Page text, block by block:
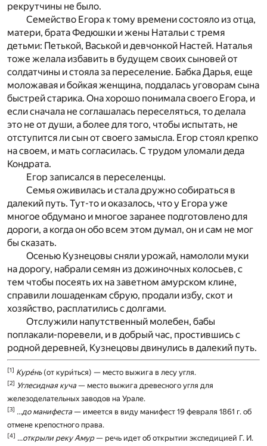
рекрутчины не было.
Семейство Егора к тому времени состояло из отца,
матери, брата Федюшки и жены Натальи с тремя
детьми: Петькой, Васькой и девчонкой Настей. Наталья
тоже желала избавить в будущем своих сыновей от
солдатчины и стояла за переселение. Бабка Дарья, еще
моложавая и бойкая женщина, поддалась уговорам сына
быстрей старика. Она хорошо понимала своего Егора, и
если сначала не соглашалась переселяться, то делала
это не от души, а более для того, чтобы испытать, не
отступится ли сын от своего замысла. Егор стоял крепко
на своем, и мать согласилась. С трудом уломали деда
Кондрата.
Егор записался в переселенцы.
Семья оживилась и стала дружно собираться в
далекий путь. Тут-то и оказалось, что у Егора уже
многое обдумано и многое заранее подготовлено для
дороги, а когда он обо всем этом думал, он и сам не мог
бы сказать.
Осенью Кузнецовы сняли урожай, намололи муки
на дорогу, набрали семян из дожиночных колосьев, с
тем чтобы посеять их на заветном амурском клине,
справили лошаденкам сбрую, продали избу, скот и
хозяйство, расплатились с долгами.
Отслужили напутственный молебен, бабы
поплакали-поревели, и в добрый час, простившись с
родной деревней, Кузнецовы двинулись в далекий путь.
[1] Курéнь(от кури́ться) — место выжига в лесу угля.
[2] Углесидная куча — место выжига древесного угля для
железоделательных заводов на Урале.
[3] ...до манифеста — имеется в виду манифест 19 февраля 1861 г. об
отмене крепостного права.
[4] ...открыли реку Амур— речь идет об открытии экспедицией Г. И.